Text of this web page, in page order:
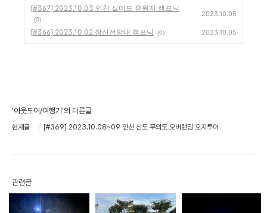
[#367] 2023.10.03 인천 실미도 유원지 캠프닉
(0)
2023.10.05
[#366] 2023.10.02 장산전망대 캠프닉 (0) 2023.10.05
'아웃도어/여행기'의 다른글
현재글 [#369] 2023.10.08~09 인천 신도 무의도 오버랜딩 오지투어
관련글